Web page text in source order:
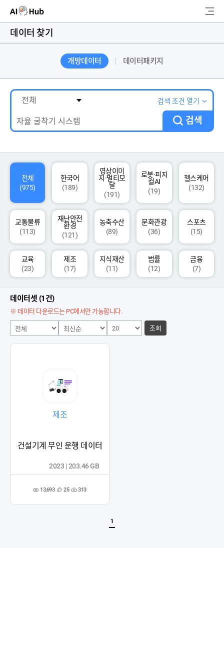
AI-Hub
AI 데이터찾기
AI 허브소개
AI 개발지원
고객지원
색
데이터 찾기
개방데이터 데이터패키지
검색 조건 열기
검색
전체
(975)
한국어
(189)
영상이미
지·멀티모
달
(191)
로봇·피지
컬AI
(19)
헬스케어
(132)
교통물류
(113)
재난안전
환경
(121)
농축수산
(89)
문화관광
(36)
스포츠
(15)
교육
(23)
제조
(17)
지식재산
(11)
법률
(12)
금융
(7)
데이터셋 (1건)
※ 데이터 다운로드는 PC에서만 가능합니다.
조회
제조
건설기계 무인 운행 데이터
조 13,693 관
록
25 다 313
2023 | 203.46 GB
1